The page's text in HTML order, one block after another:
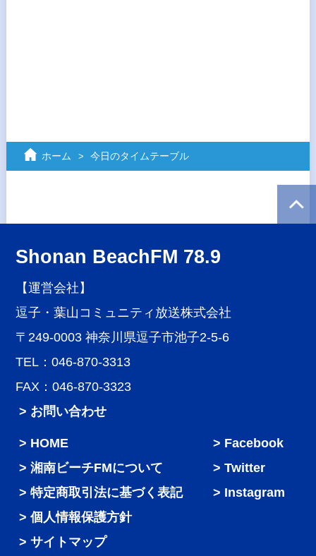
ホーム 今日のタイムテーブル
Shonan BeachFM 78.9
【運営会社】
逗子・葉山コミュニティ放送株式会社
〒249-0003 神奈川県逗子市池子2-5-6
TEL：046-870-3313
FAX：046-870-3323
> お問い合わせ
HOME
湘南ビーチFMについて
特定商取引法に基づく表記
個人情報保護方針
サイトマップ
Facebook
Twitter
Instagram